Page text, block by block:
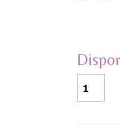
cofre